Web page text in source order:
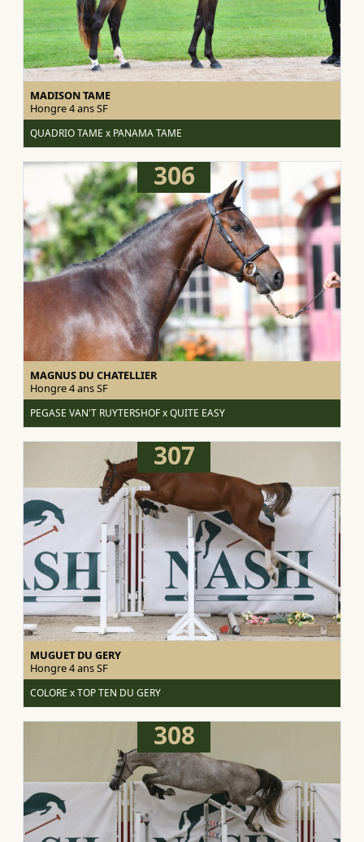
MADISON TAME
Hongre 4 ansSF
QUADRIO TAME x PANAMA TAME
306
MAGNUS DU CHATELLIER
Hongre 4 ansSF
PEGASE VAN'T RUYTERSHOF x QUITE EASY
307
MUGUET DU GERY
Hongre 4 ansSF
COLORE x TOP TEN DU GERY
308